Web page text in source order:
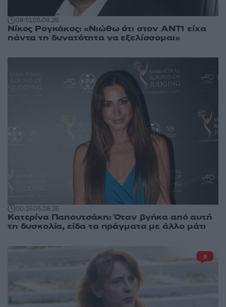
08:5105.08.26
Νίκος Ρογκάκος: «Νιώθω ότι στον ΑΝΤ1 είχα
πάντα τη δυνατότητα να εξελίσσομαι»
00:1605.08.26
Κατερίνα Παπουτσάκη: Όταν βγήκα από αυτή
τη δυσκολία, είδα τα πράγματα με άλλο μάτι
8